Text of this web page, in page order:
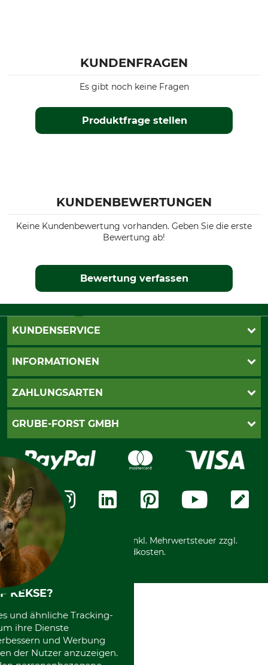
KUNDENFRAGEN
Produktfrage stellen
Es gibt noch keine Fragen
KUNDENBEWERTUNGEN
Keine Kundenbewertung vorhanden. Geben Sie die erste
Bewertung ab!
Bewertung verfassen
KUNDENSERVICE
Katalogbestellung
INFORMATIONEN
AGB
Widerrufsformular
Datenschutz
Zahlungsarten
ZAHLUNGSARTEN
PayPal
Rechnung
Vorkasse
GRUBE-FORST GMBH
Karriere
Über uns
Messetermine
Community
International
*Alle Preise in Euro und inkl. Mehrwertsteuer zzgl.
Versandkosten.
KEKSE?
und ähnliche Tracking-
ihre Dienste
und Werbung
der Nutzer anzuzeigen.